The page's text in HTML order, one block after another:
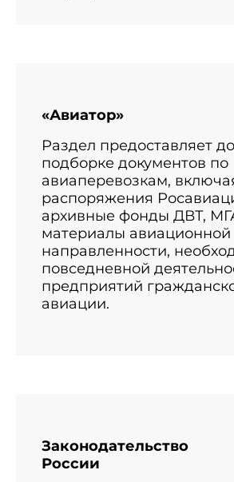
«Авиатор»
Раздел предоставляет
подборке документов по
авиаперевозкам,
распоряжения
архивные фонды ДВТ,
материалы авиационной
направленности,
повседневной
предприятий
авиации.
Законодательство
России